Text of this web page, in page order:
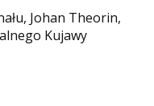
Johan Theorin,
Kujawy